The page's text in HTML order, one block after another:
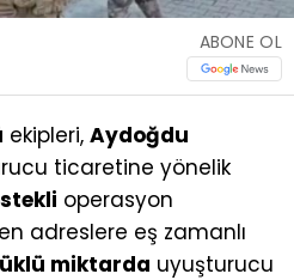
ABONE OL
ekipleri, Aydoğdu
ticaretine yönelik
operasyon
adreslere eş zamanlı
miktarda uyuşturucu